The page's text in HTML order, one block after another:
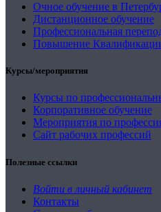
Очное обучение в
Дистанционное обучение
Профессиональная
Повышение
Курсы/мероприятия
Курсы по
Корпоративное обучение
Мероприятия по
Сайт рабочих профессий
Полезные ссылки
Войти в личный кабинет
Контакты